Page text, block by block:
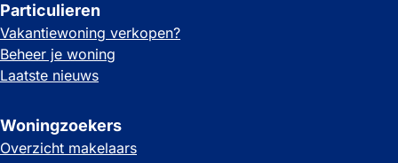
Particulieren
Vakantiewoning verkopen?
Beheer je woning
Laatste nieuws
Woningzoekers
Overzicht makelaars